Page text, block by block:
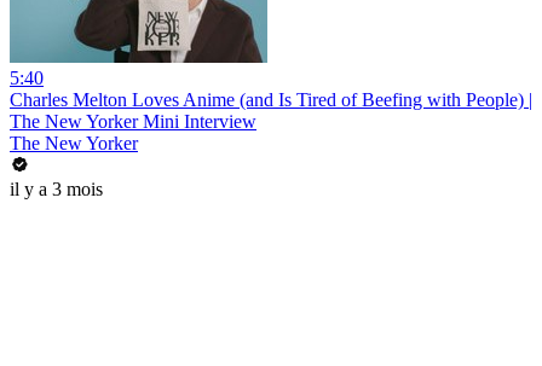
5:40
Charles Melton Loves Anime (and Is Tired of Beefing with People) |
The New Yorker Mini Interview
The New Yorker
il y a 3 mois